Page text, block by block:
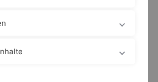
boerse.de-Fonds sind kostenlos in
bei der Monega
mbH, Stolkgasse 25-45, 50667
fondsueberblick